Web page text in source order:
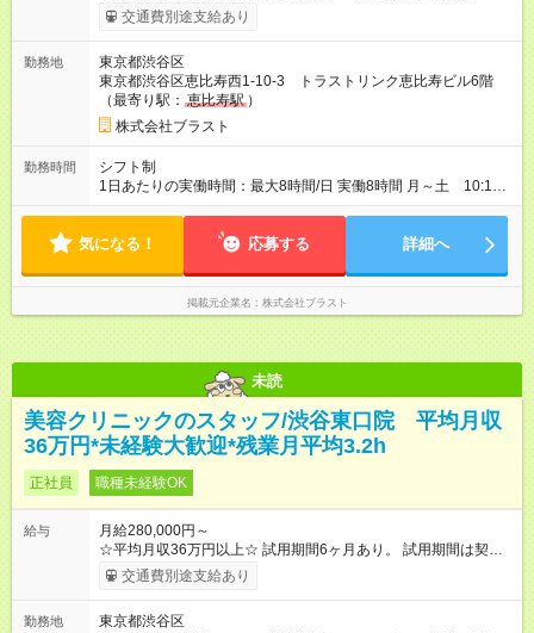
ます。 みなし残業代 38,575円／月 みなし残業時間 23時間／月
月給:26万円～100万円以上＋賞与（年2回） （基本給26万円＋
月収35万円（基本給26万円+インセンティブ9万円） + 賞与7月
+12月 月収50万円（基本給26万円+インセンティブ24万円）
+ 賞与7月+12月 ◇入社1年～・未経験 月収75万円（基本給26万
円+インセンティブ49万円） + 賞与7月+12月 ◇その他 月収100
万円 以上も増えてます！！！ 【実績／未経験】 ☆年収1000
万円以上（達成者は年々増加中） ☆月収100万円以上（達成者は
年々増加中） ◆交通費全額支給 ◆賞与年2回(7月・12月)別途支
料） ★業界No.1クラスの高待遇 安定した基本給に加え、成果に
応じたインセンティブで収入にしっかり反映！ 頑張り、努力次
第で大きな収入UPを実現できます 【試用期間】試用期間あり 試
用期間の長さ：3ヶ月 ※ 雇用形態と給与に、本採用時と異なる部
分があります。 雇用形態：本採用時と同じです。 給与：月
給 200,000円 ～ 260,000円 上記額にはみなし残業代を含みま
ティブ 試用期間中も社会保険等の待遇に変更ありません。
交通費別途支給あり
勤務地
東京都渋谷区
東京都渋谷区恵比寿西1-10-3 トラストリンク恵比寿ビル6階
（最寄り駅： 恵比寿駅 ）
株式会社ブラスト
勤務時間
シフト制
1日あたりの実働時間：最大8時間/日 実働8時間 月～土 10:15
～22:00 日／祝 10:15～20:00 ※担当するお客様の予約状況
ごして いただけます！ 充実のスタッフルームや空いている個室
気になる！ 応募する 詳細へ
掲載元企業名 株式会社ブラスト
未読
美容クリニックのスタッフ/渋谷東口院 平均月収
36万円*未経験大歓迎*残業月平均3.2h
正社員 職種未経験OK
給与
月給280,000円～
☆平均月収36万円以上☆ 試用期間6ヶ月あり。 試用期間は契約
社員として、月給26万円となります。 ＜試用期間終了後＞ 月給
28万円+インセンティブ（平均8万円）+残業代等 ＝平均月収36
次昇給制度アリ】 年次昇給制度で毎年月給が上がっていくので
交通費別途支給あり
勤務地
東京都渋谷区